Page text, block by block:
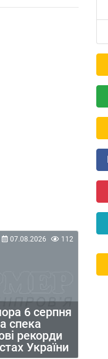
6 серпня
спека
рекорди
України
07.08.2026 112